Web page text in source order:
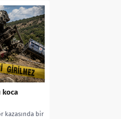
koca
kazasında bir